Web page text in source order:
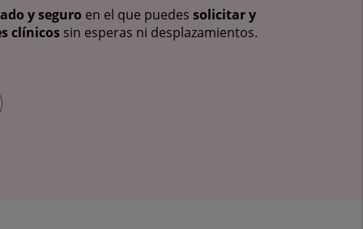
y seguro en el que puedes solicitar y
clínicos sin esperas ni desplazamientos.